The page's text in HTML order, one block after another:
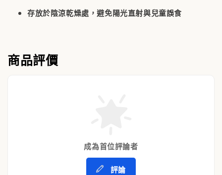
存放於陰涼乾燥處，避免陽光直射與兒童誤食
商品評價
成為首位評論者
評論